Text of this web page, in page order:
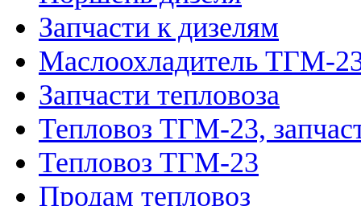
Запчасти к дизелям
Маслоохладитель ТГМ-
Запчасти тепловоза
Тепловоз ТГМ-23,
Тепловоз ТГМ-23
Продам тепловоз